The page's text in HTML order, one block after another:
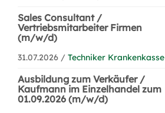
Sales Consultant /
Vertriebsmitarbeiter Firmen
(m/w/d)
31.07.2026 / Techniker Krankenkasse
Ausbildung zum Verkäufer /
Kaufmann im Einzelhandel zum
01.09.2026 (m/w/d)